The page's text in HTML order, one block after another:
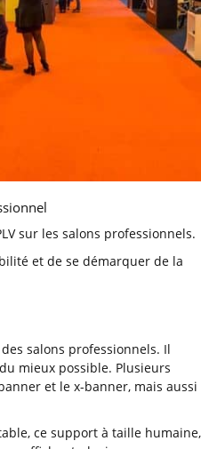
sur les salons professionnels.
et de se démarquer de la
salons professionnels. Il
mieux possible. Plusieurs
et le x-banner, mais aussi
ce support à taille humaine,